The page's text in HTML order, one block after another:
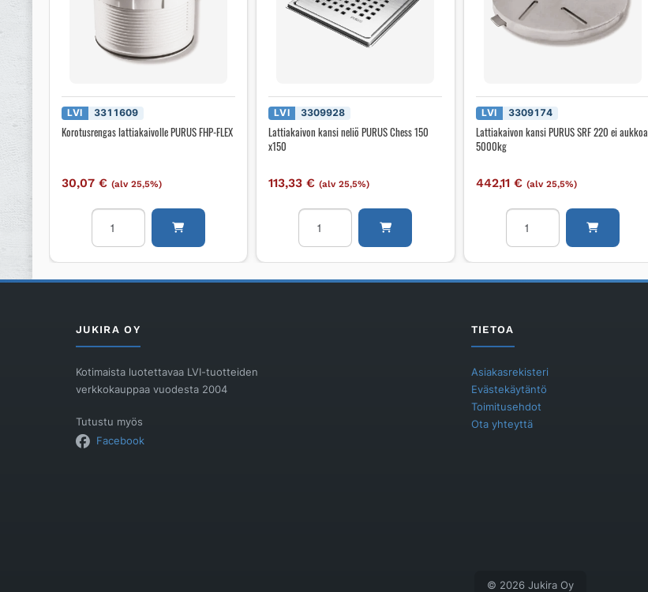
LVI 3311609
Korotusrengas lattiakaivolle PURUS FHP-FLEX
30,07€ (alv 25,5%)
Korotusrengas
lattiakaivolle
PURUS
FLEX
LVI 3309928
Lattiakaivon kansi neliö PURUS Chess 150
x150
113,33€ (alv 25,5%)
Lattiakaivon
kansi
neliö
Chess
LVI 3309174
Lattiakaivon kansi PURUS SRF 220 ei aukkoa
5000kg
442,11 € (alv 25,5%)
Lattiakaivon
kansi
PURUS
220
JUKIRA OY
Kotimaista luotettavaa LVI-tuotteiden
verkkokauppaa vuodesta 2004
Tutustu myös
Facebook
TIETOA
Asiakasrekisteri
Evästekäytäntö
Toimitusehdot
Ota yhteyttä
© 2026 Jukira Oy